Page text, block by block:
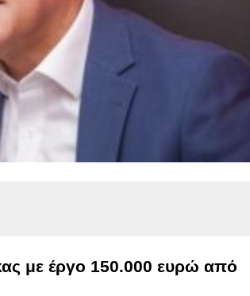
με έργο 150.000 ευρώ από